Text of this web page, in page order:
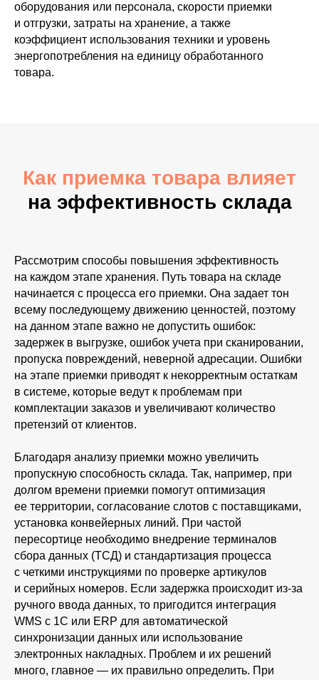
оборудования или персонала, скорости приемки
и отгрузки, затраты на хранение, а также
коэффициент использования техники и уровень
энергопотребления на единицу обработанного
товара.
Как приемка товара влияет
на эффективность склада
Рассмотрим способы повышения эффективность
на каждом этапе хранения. Путь товара на складе
начинается с процесса его приемки. Она задает тон
всему последующему движению ценностей, поэтому
на данном этапе важно не допустить ошибок:
задержек в выгрузке, ошибок учета при сканировании,
пропуска повреждений, неверной адресации. Ошибки
на этапе приемки приводят к некорректным остаткам
в системе, которые ведут к проблемам при
комплектации заказов и увеличивают количество
претензий от клиентов.
Благодаря анализу приемки можно увеличить
пропускную способность склада. Так, например, при
долгом времени приемки помогут оптимизация
ее территории, согласование слотов с поставщиками,
установка конвейерных линий. При частой
пересортице необходимо внедрение терминалов
сбора данных (ТСД) и стандартизация процесса
с четкими инструкциями по проверке артикулов
и серийных номеров. Если задержка происходит из-за
ручного ввода данных, то пригодится интеграция
WMS с 1С или ERP для автоматической
синхронизации данных или использование
электронных накладных. Проблем и их решений
много, главное — их правильно определить. При